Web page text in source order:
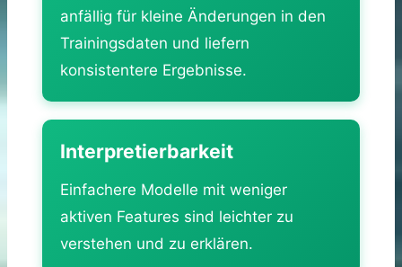
anfällig für kleine Änderungen in den
Trainingsdaten und liefern
konsistentere Ergebnisse.
Interpretierbarkeit
Einfachere Modelle mit weniger
aktiven Features sind leichter zu
verstehen und zu erklären.